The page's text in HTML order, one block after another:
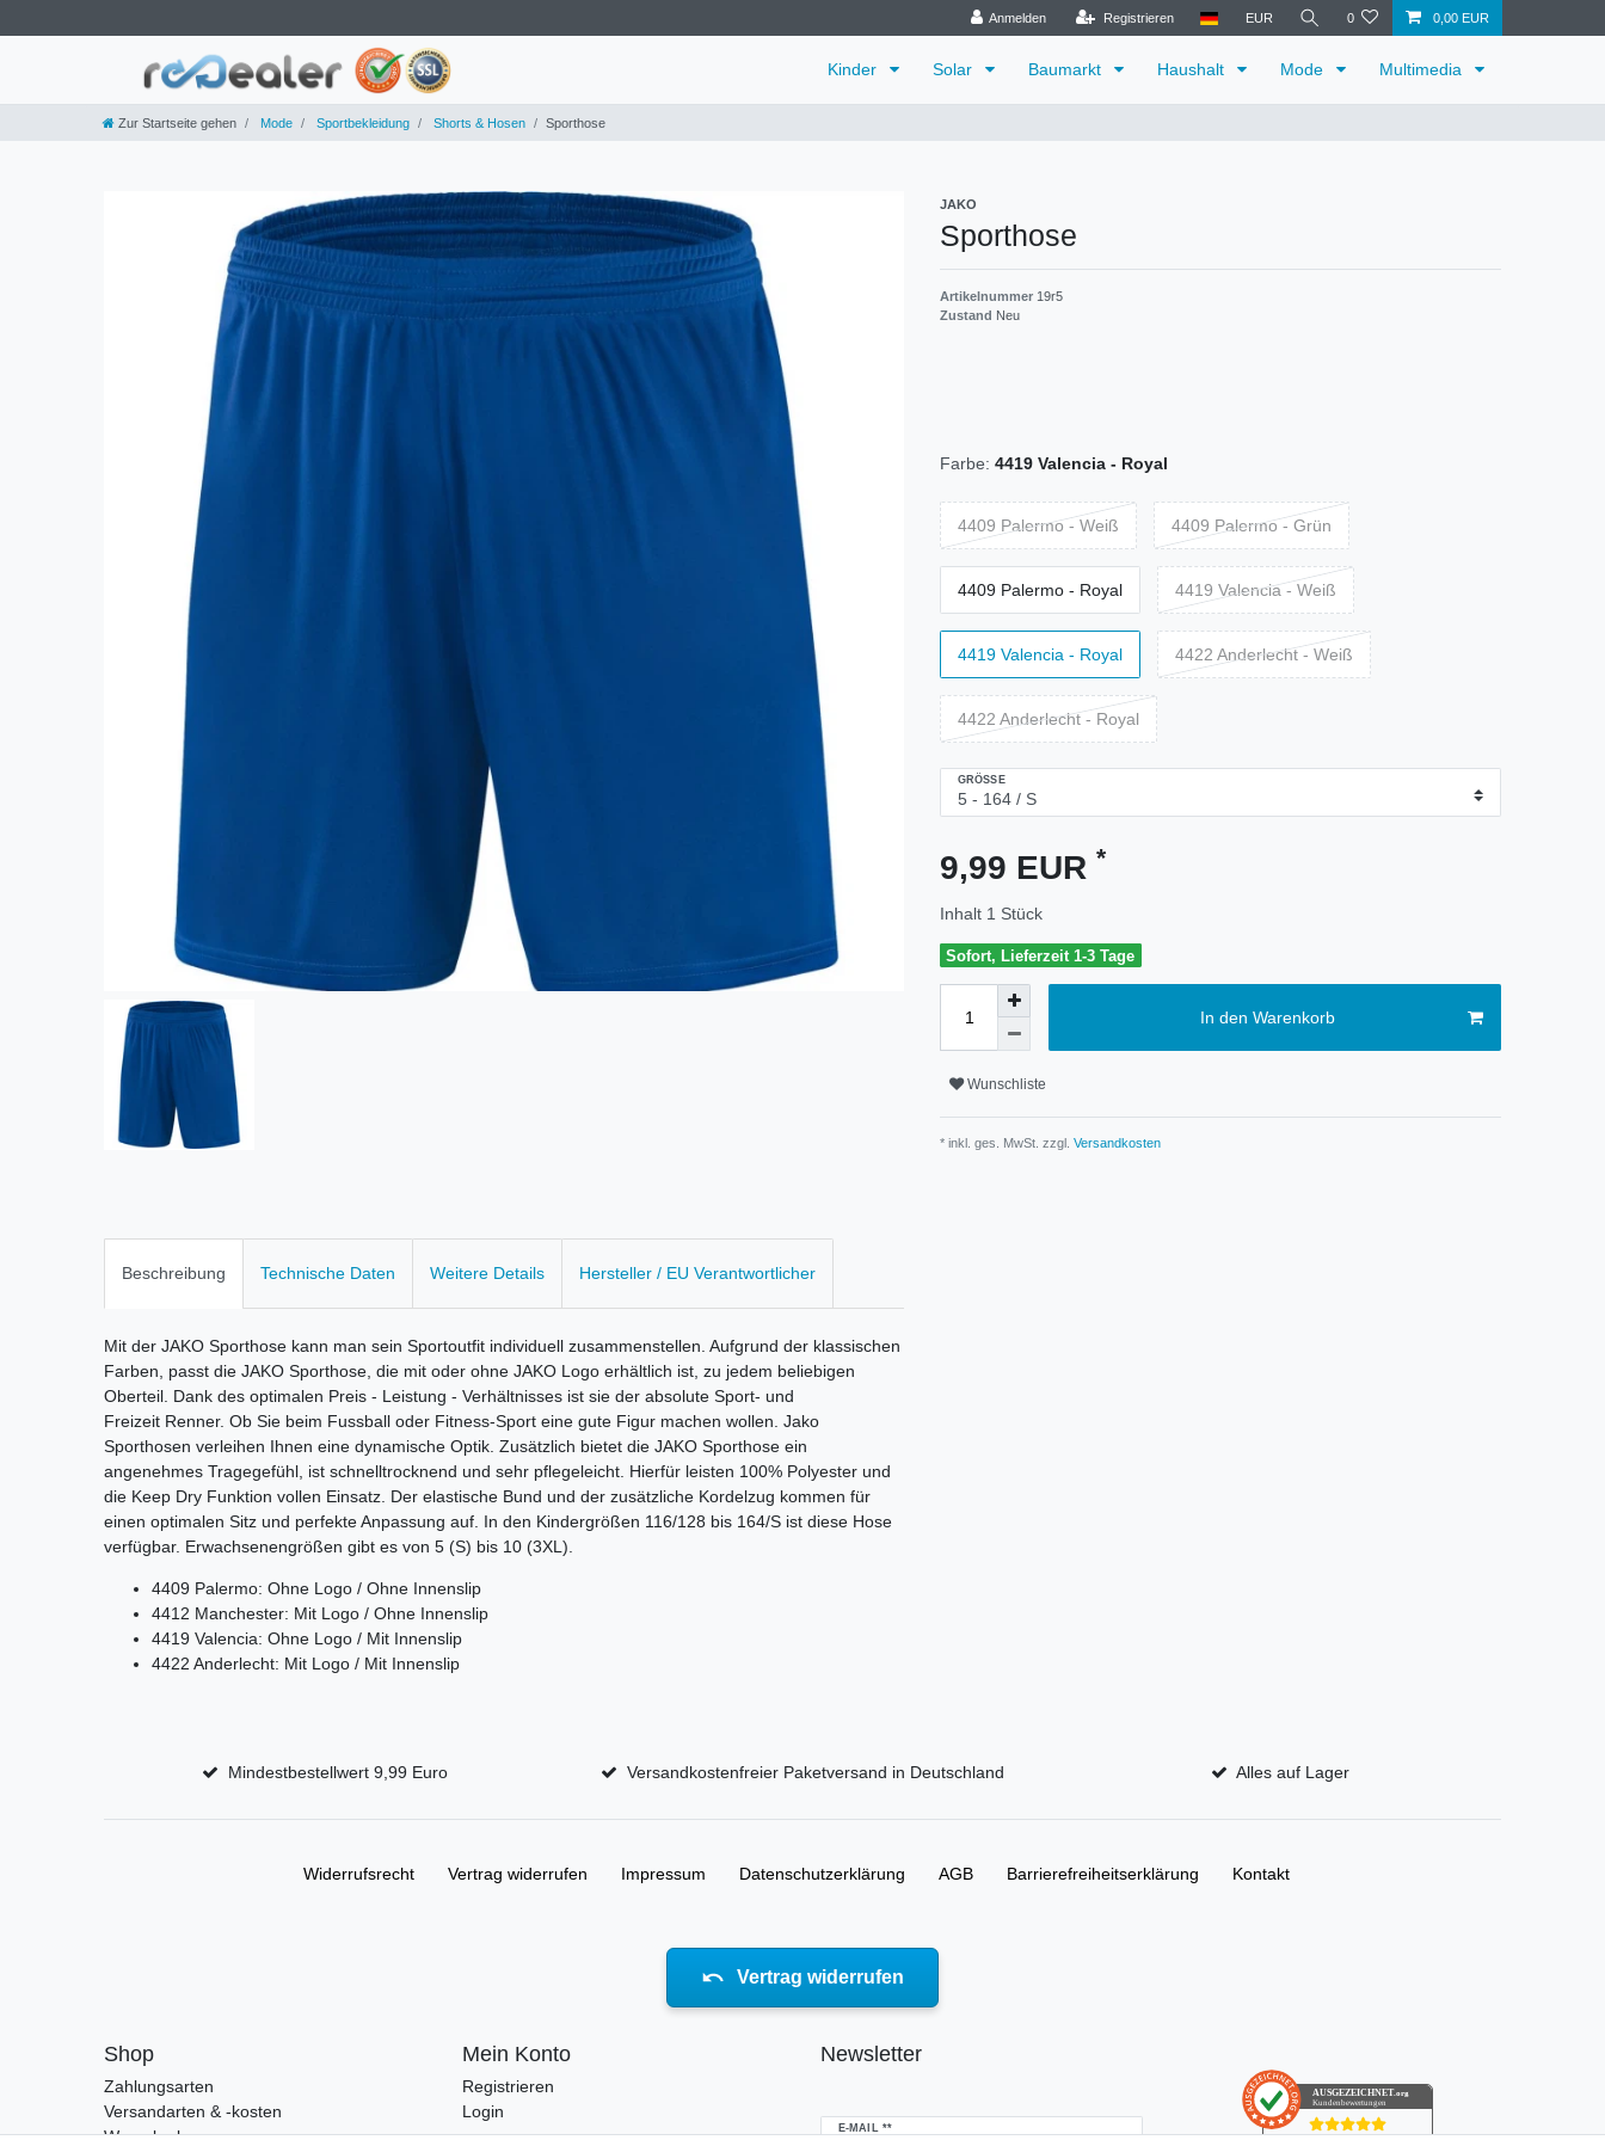
Anmelden Registrieren EUR 0 0,00 EUR
Kinder Solar Baumarkt Haushalt Mode Multimedia
Zur Startseite gehen Mode Sportbekleidung Shorts & Hosen Sporthose
JAKO
Sporthose
Artikelnummer 19r5
Zustand Neu
Farbe: 4419 Valencia - Royal
4409 Palermo - Weiß 4409 Palermo - Grün
4409 Palermo - Royal 4419 Valencia - Weiß
4419 Valencia - Royal 4422 Anderlecht - Weiß
4422 Anderlecht - Royal
GRÖSSE
9,99 EUR *
Inhalt 1 Stück
Sofort, Lieferzeit 1-3 Tage
In den Warenkorb
Wunschliste
* inkl. ges. MwSt. zzgl. Versandkosten
Beschreibung Technische Daten Weitere Details Hersteller / EU Verantwortlicher
Mit der JAKO Sporthose kann man sein Sportoutfit individuell zusammenstellen. Aufgrund der klassischen
Farben, passt die JAKO Sporthose, die mit oder ohne JAKO Logo erhältlich ist, zu jedem beliebigen
Oberteil. Dank des optimalen Preis - Leistung - Verhältnisses ist sie der absolute Sport- und
Freizeit Renner. Ob Sie beim Fussball oder Fitness-Sport eine gute Figur machen wollen. Jako
Sporthosen verleihen Ihnen eine dynamische Optik. Zusätzlich bietet die JAKO Sporthose ein
angenehmes Tragegefühl, ist schnelltrocknend und sehr pflegeleicht. Hierfür leisten 100% Polyester und
die Keep Dry Funktion vollen Einsatz. Der elastische Bund und der zusätzliche Kordelzug kommen für
einen optimalen Sitz und perfekte Anpassung auf. In den Kindergrößen 116/128 bis 164/S ist diese Hose
verfügbar. Erwachsenengrößen gibt es von 5 (S) bis 10 (3XL).
4409 Palermo: Ohne Logo / Ohne Innenslip
4412 Manchester: Mit Logo / Ohne Innenslip
4419 Valencia: Ohne Logo / Mit Innenslip
4422 Anderlecht: Mit Logo / Mit Innenslip
Mindestbestellwert 9,99 Euro Versandkostenfreier Paketversand in Deutschland Alles auf Lager
Widerrufs­recht Vertrag widerrufen Impressum Daten­schutz­erklärung AGB Barrierefreiheitserklärung Kontakt
Vertrag widerrufen
Shop
Zahlungsarten
Versandarten & -kosten
Mein Konto
Registrieren
Login
Newsletter
E-MAIL **
Newsletter
AUSGEZEICHNET .org
Kundenbewertungen